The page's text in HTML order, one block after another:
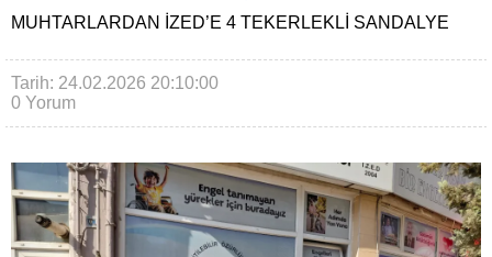
MUHTARLARDAN İZED’E 4 TEKERLEKLI SANDALYE
Tarih: 24.02.2026 20:10:00
0 Yorum